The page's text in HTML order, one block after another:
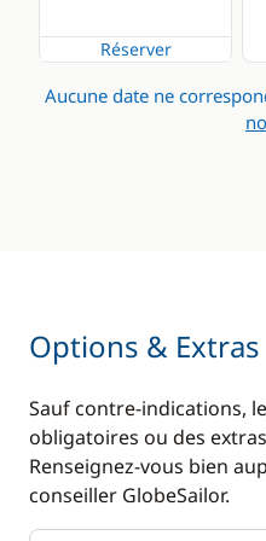
Cuisine
Congélateur
Réserver
Aucune date ne
Options & Extras
Sauf contre-indications,
obligatoires ou des
Renseignez-vous bien
conseiller GlobeSailor.